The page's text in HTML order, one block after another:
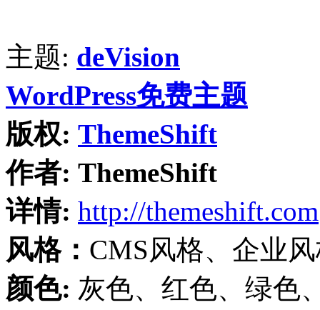
主题: deVision
WordPress免费主题
版权: ThemeShift
作者: ThemeShift
详情: http://themeshift.com
风格： CMS风格、企业
颜色: 灰色、红色、绿色